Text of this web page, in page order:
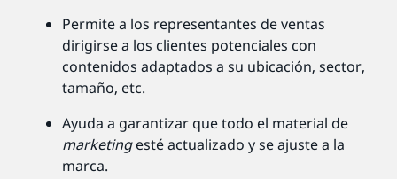
Permite a los representantes de ventas
dirigirse a los clientes potenciales con
contenidos adaptados a su ubicación, sector,
tamaño, etc.
Ayuda a garantizar que todo el material de
marketingesté actualizado y se ajuste a la
marca.